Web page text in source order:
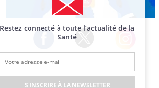
Facebook Twitter Instagram
Restez connecté à toute l’actualité de la
Santé
S'INSCRIRE À LA NEWSLETTER